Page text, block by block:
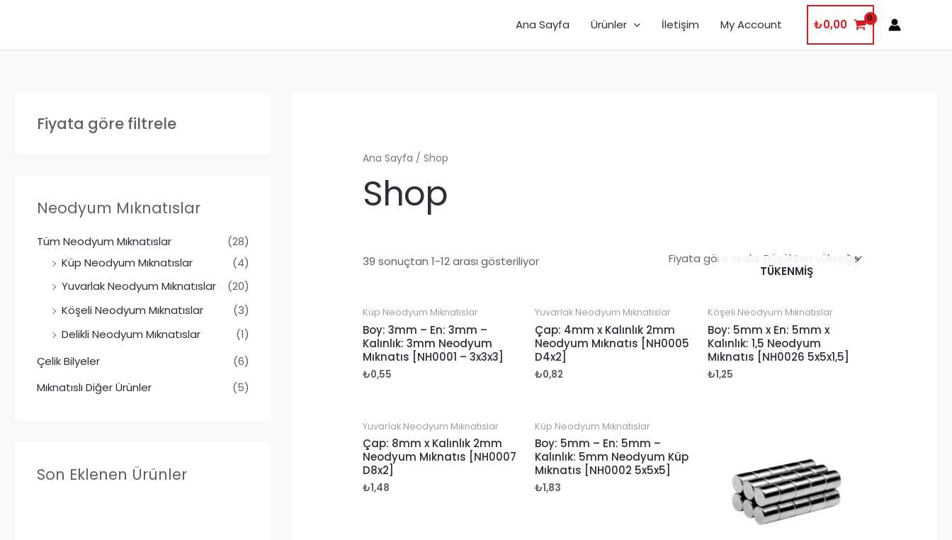
Ana Sayfa Ürünler İletişim My Account ₺0,00
Fiyata göre filtrele
Neodyum Mıknatıslar
Tüm Neodyum Mıknatıslar
(28)
Küp Neodyum Mıknatıslar
(4)
Yuvarlak Neodyum Mıknatıslar
(20)
Köşeli Neodyum Mıknatıslar
(3)
Delikli Neodyum Mıknatıslar
(1)
Çelik Bilyeler
(6)
Mıknatıslı Diğer Ürünler
(5)
Son Eklenen Ürünler
Ana Sayfa / Shop
Shop
39 sonuçtan 1-12 arası gösteriliyorFiyata
Küp Neodyum Mıknatıslar
Boy: 3mm – En: 3mm –
Kalınlık: 3mm Neodyum
Mıknatıs [NH0001 – 3x3x3]
₺0,55
Yuvarlak Neodyum Mıknatıslar
Çap: 4mm x Kalınlık 2mm
Neodyum Mıknatıs [NH0005
D4x2]
₺0,82
TÜKENMIŞ
Köşeli Neodyum Mıknatıslar
Boy: 5mm x En: 5mm x
Kalınlık: 1,5 Neodyum
Mıknatıs [NH0026 5x5x1,5]
₺1,25
Yuvarlak Neodyum Mıknatıslar
Çap: 8mm x Kalınlık 2mm
Neodyum Mıknatıs [NH0007
D8x2]
₺1,48
Küp Neodyum Mıknatıslar
Boy: 5mm – En: 5mm –
Kalınlık: 5mm Neodyum Küp
Mıknatıs [NH0002 5x5x5]
₺1,83